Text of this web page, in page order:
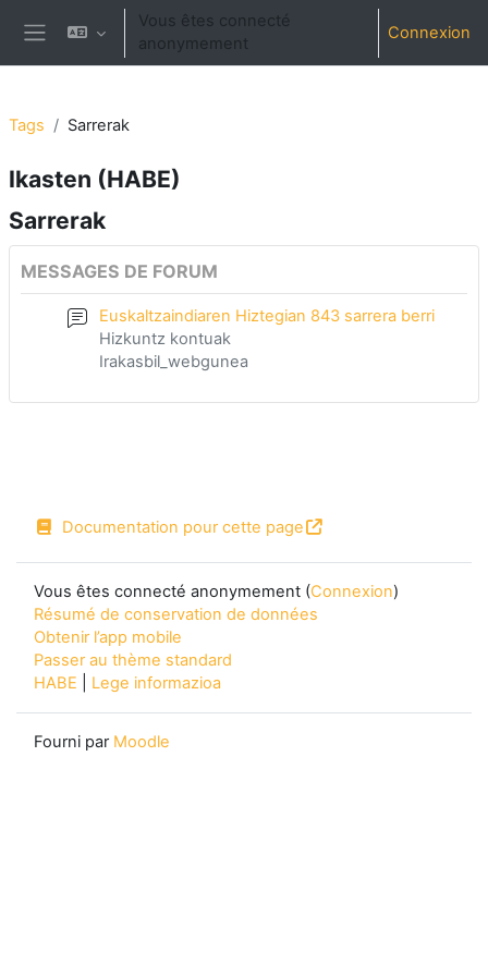
Passer au contenu principal
Panneau latéral
Vous êtes connecté
anonymement
Connexion
Tags Sarrerak
Ikasten (HABE)
Sarrerak
MESSAGES DE FORUM
Euskaltzaindiaren Hiztegian 843 sarrera berri
Hizkuntz kontuak
Irakasbil_webgunea
Documentation pour cette page
Vous êtes connecté anonymement (Connexion)
Résumé de conservation de données
Obtenir l’app mobile
Passer au thème standard
HABE
Lege informazioa
Fourni par Moodle